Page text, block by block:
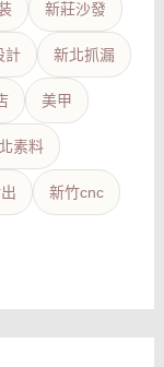
新莊沙發
計 新北抓漏
美甲
素料
新竹cnc